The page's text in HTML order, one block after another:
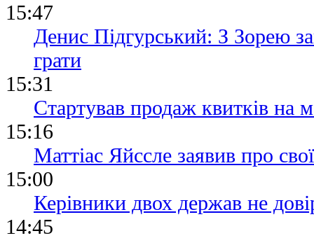
15:47
Денис Підгурський: З Зорею
грати
15:31
Стартував продаж квитків на
15:16
Маттіас Яйссле заявив про
15:00
Керівники двох держав не
14:45